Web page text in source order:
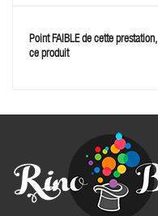
Point FAIBLE de cette prestation,
ce produit